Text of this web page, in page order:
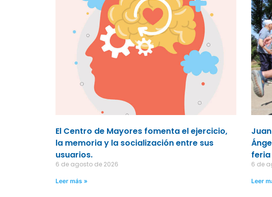
El Centro de Mayores fomenta el ejercicio,
la memoria y la socialización entre sus
usuarios.
6 de agosto de 2026
Leer más »
6 de
Leer